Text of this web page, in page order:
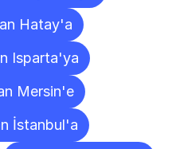
Hatay'a
Isparta'ya
Mersin'e
İstanbul'a